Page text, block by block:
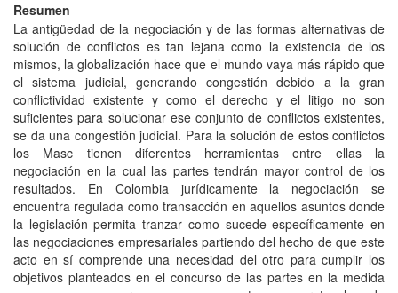
Resumen
La antigüedad de la negociación y de las formas alternativas de
solución de conflictos es tan lejana como la existencia de los
mismos, la globalización hace que el mundo vaya más rápido que
el sistema judicial, generando congestión debido a la gran
conflictividad existente y como el derecho y el litigo no son
suficientes para solucionar ese conjunto de conflictos existentes,
se da una congestión judicial. Para la solución de estos conflictos
los Masc tienen diferentes herramientas entre ellas la
negociación en la cual las partes tendrán mayor control de los
resultados. En Colombia jurídicamente la negociación se
encuentra regulada como transacción en aquellos asuntos donde
la legislación permita tranzar como sucede específicamente en
las negociaciones empresariales partiendo del hecho de que este
acto en sí comprende una necesidad del otro para cumplir los
objetivos planteados en el concurso de las partes en la medida